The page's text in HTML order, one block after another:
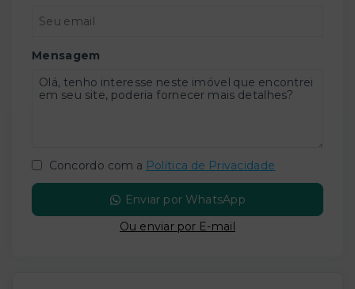
Mensagem
Concordo com a Política de Privacidade
Enviar por WhatsApp
Ou enviar por E-mail